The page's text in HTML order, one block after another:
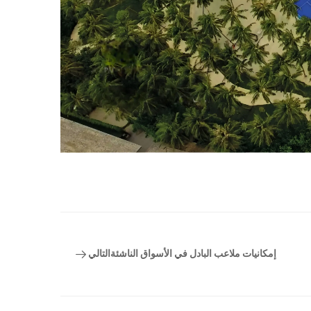
إمكانيات ملاعب البادل في الأسواق الناشئة التالي